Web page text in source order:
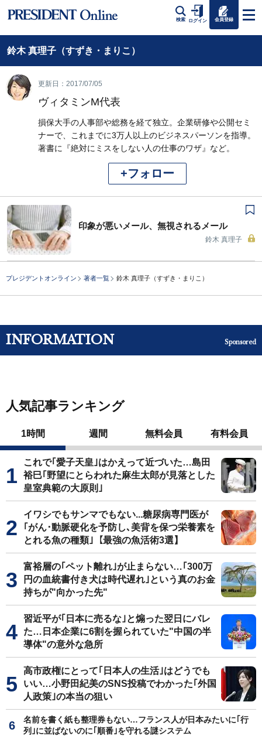
検索 ログイン 会員登録
鈴木 真理子（すずき・まりこ）
更新日：2017/07/05
ヴィタミンM代表
損保大手の人事部や総務を経て独立。企業研修や公開セミ
ナーで、これまでに3万人以上のビジネスパーソンを指導。
著書に『絶対にミスをしない人の仕事のワザ』など。
+フォロー
印象が悪いメール、無視されるメール
鈴木 真理子
プレジデントオンライン 著者一覧 鈴木 真理子（すずき・まりこ）
INFORMATION Sponsored
人気記事ランキング
1時間 週間 無料会員 有料会員
これで｢愛子天皇｣はかえって近づいた…島田
裕巳｢野望にとらわれた麻生太郎が見落とした
皇室典範の大原則｣
イワシでもサンマでもない...糖尿病専門医が
｢がん･動脈硬化を予防し､美背を保つ栄養素を
とれる魚の種類｣【最強の魚活術3選】
富裕層の｢ペット離れ｣が止まらない…｢300万
円の血統書付き犬は時代遅れ｣という真のお金
持ちが"向かった先"
習近平が｢日本に売るな｣と煽った翌日にバレ
た…日本企業に6割を握られていた"中国の半
導体"の意外な急所
高市政権にとって｢日本人の生活｣はどうでも
いい…小野田紀美のSNS投稿でわかった｢外国
人政策｣の本当の狙い
名前を書く紙も整理券もない…フランス人が日本みたいに｢行
列｣に並ばないのに｢順番｣を守れる謎システム